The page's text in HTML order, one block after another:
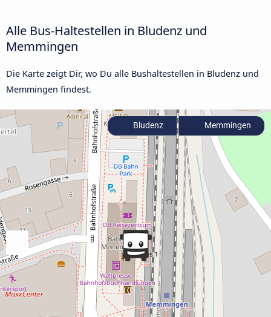
Alle Bus-Haltestellen in Bludenz und
Memmingen
Die Karte zeigt Dir, wo Du alle Bushaltestellen in Bludenz und
Memmingen findest.
Bludenz Memmingen